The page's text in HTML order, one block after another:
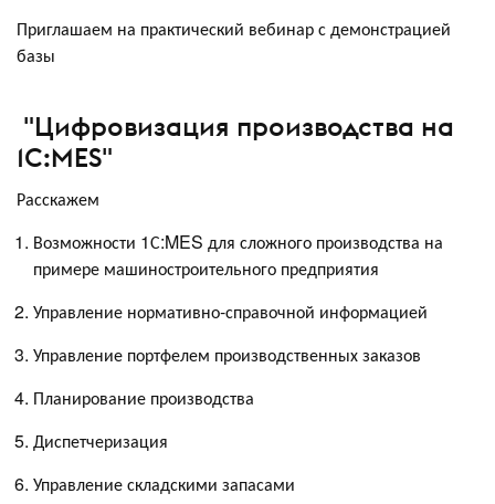
Приглашаем на практический вебинар с демонстрацией
базы
"Цифровизация производства на
1С:MES"
Расскажем
Возможности 1С:MES для сложного производства на
примере машиностроительного предприятия
Управление нормативно-справочной информацией
Управление портфелем производственных заказов
Планирование производства
Диспетчеризация
Управление складскими запасами